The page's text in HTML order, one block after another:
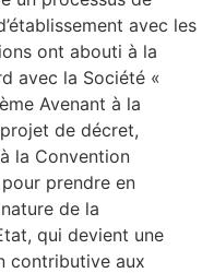
avec les
ont abouti à la
avec la Société «
Avenant à la
de décret,
la Convention
prendre en
de la
qui devient une
contributive aux